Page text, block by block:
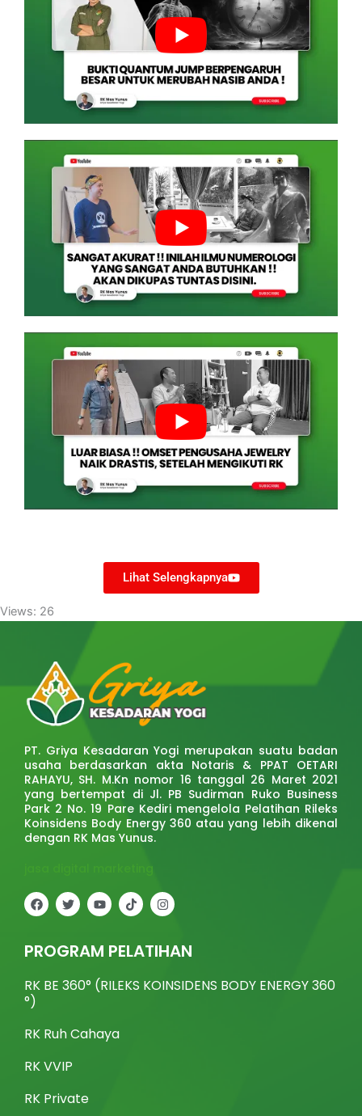
Lihat Selengkapnya
Views: 26
PT. Griya Kesadaran Yogi merupakan suatu badan
usaha berdasarkan akta Notaris & PPAT OETARI
RAHAYU, SH. M.Kn nomor 16 tanggal 26 Maret 2021
yang bertempat di Jl. PB Sudirman Ruko Business
Park 2 No. 19 Pare Kediri mengelola Pelatihan Rileks
Koinsidens Body Energy 360 atau yang lebih dikenal
dengan RK Mas Yunus.
jasa digital marketing
F
a
b
o
k
T
w
t
e
Y
o
u
b
T
i
o
k
I
n
a
g
a
m
PROGRAM PELATIHAN
RK BE 360° (RILEKS KOINSIDENS BODY ENERGY 360
°)
RK Ruh Cahaya
RK VVIP
RK Private